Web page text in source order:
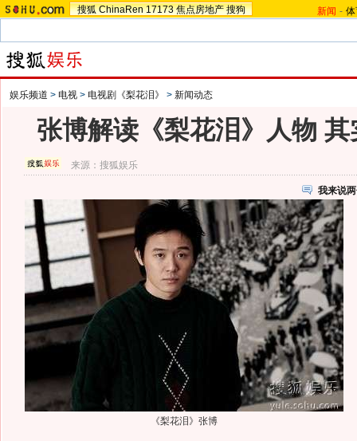
搜狐 ChinaRen 17173 焦点房地产 搜狗 新闻 -
娱乐频道 > 电视 > 电视剧《梨花泪》 > 新闻动态
张博解读《梨花泪》人物
来源：搜狐娱乐
我来说
《梨花泪》张博